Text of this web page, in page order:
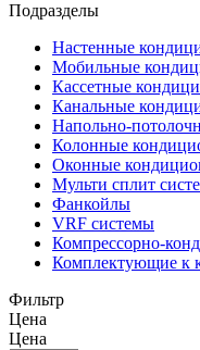
Подразделы
Настенные
Мобильные
Кассетные
Канальные
Напольно-
Колонные
Оконные
Мульти сплит
Фанкойлы
VRF системы
Компрессорно-
Комплектующие к
Фильтр
Цена
Цена